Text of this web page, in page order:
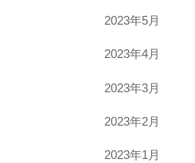
2023年5月
2023年4月
2023年3月
2023年2月
2023年1月